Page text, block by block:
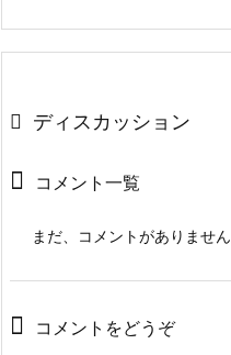
ディスカッション
コメント一覧
まだ、コメントがありません
コメントをどうぞ